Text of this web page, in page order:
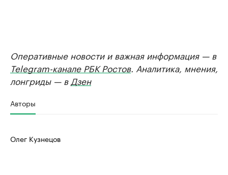
Оперативные новости и важная информация — в
Telegram-канале РБК Ростов. Аналитика, мнения,
лонгриды — в Дзен
Авторы
Олег Кузнецов